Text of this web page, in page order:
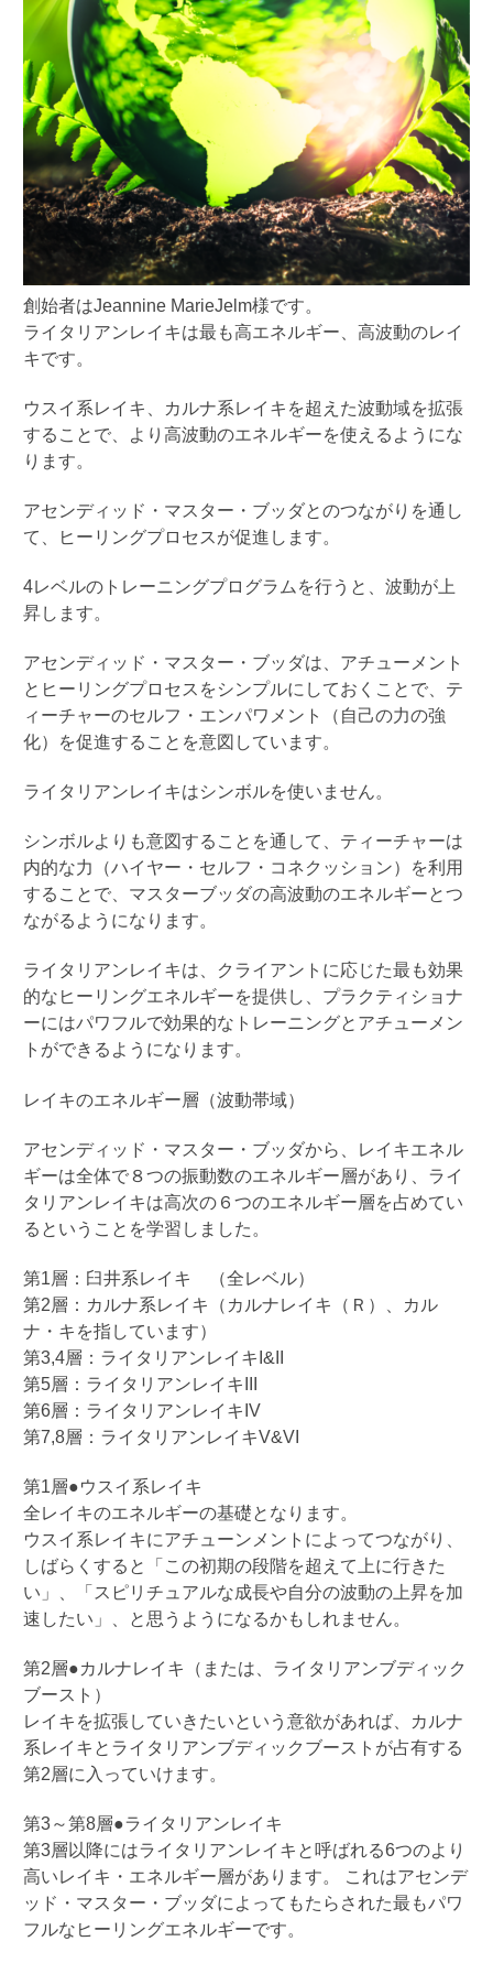
創始者はJeannine MarieJelm様です。
ライタリアンレイキは最も高エネルギー、高波動のレイ
キです。
ウスイ系レイキ、カルナ系レイキを超えた波動域を拡張
することで、より高波動のエネルギーを使えるようにな
ります。
アセンディッド・マスター・ブッダとのつながりを通し
て、ヒーリングプロセスが促進します。
4レベルのトレーニングプログラムを行うと、波動が上
昇します。
アセンディッド・マスター・ブッダは、アチューメント
とヒーリングプロセスをシンプルにしておくことで、テ
ィーチャーのセルフ・エンパワメント（自己の力の強
化）を促進することを意図しています。
ライタリアンレイキはシンボルを使いません。
シンボルよりも意図することを通して、ティーチャーは
内的な力（ハイヤー・セルフ・コネクッション）を利用
することで、マスターブッダの高波動のエネルギーとつ
ながるようになります。
ライタリアンレイキは、クライアントに応じた最も効果
的なヒーリングエネルギーを提供し、プラクティショナ
ーにはパワフルで効果的なトレーニングとアチューメン
トができるようになります。
レイキのエネルギー層（波動帯域）
アセンディッド・マスター・ブッダから、レイキエネル
ギーは全体で８つの振動数のエネルギー層があり、ライ
タリアンレイキは高次の６つのエネルギー層を占めてい
るということを学習しました。
第1層：臼井系レイキ （全レベル）
第2層：カルナ系レイキ（カルナレイキ（Ｒ）、カル
ナ・キを指しています）
第3,4層：ライタリアンレイキ I&II
第5層：ライタリアンレイキ
第6層：ライタリアンレイキ IV
第7,8層：ライタリアンレイキV&VI
第1層●ウスイ系レイキ
全レイキのエネルギーの基礎となります。
ウスイ系レイキにアチューンメントによってつながり、
しばらくすると「この初期の段階を超えて上に行きた
い」、「スピリチュアルな成長や自分の波動の上昇を加
速したい」、と思うようになるかもしれません。
第2層●カルナレイキ（または、ライタリアンブディック
ブースト）
レイキを拡張していきたいという意欲があれば、カルナ
系レイキとライタリアンブディックブーストが占有する
第2層に入っていけます。
第3～第8層●ライタリアンレイキ
第3層以降にはライタリアンレイキと呼ばれる6つのより
高いレイキ・エネルギー層があります。
これはアセンデ
ッド・マスター・ブッダによってもたらされた最もパワ
フルなヒーリングエネルギーです。